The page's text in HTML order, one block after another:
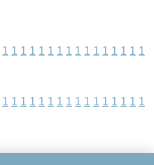
1 1 1 1 1 1 1 1 1 1 1 1 1 1 1 1
1 1 1 1 1 1 1 1 1 1 1 1 1 1 1 1